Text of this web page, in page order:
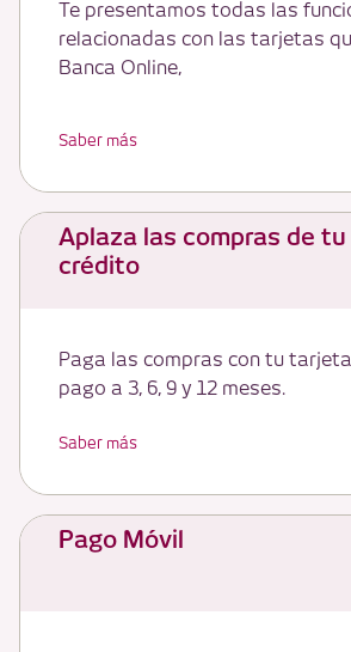
Te presentamos todas las
relacionadas con las tarjetas
Banca Online,
Saber más
Aplaza las compras de
crédito
Paga las compras con tu
pago a 3, 6, 9 y 12 meses.
Saber más
Pago Móvil